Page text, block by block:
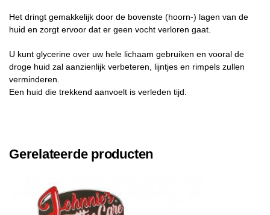
Het dringt gemakkelijk door de bovenste (hoorn-) lagen van de
huid en zorgt ervoor dat er geen vocht verloren gaat.
U kunt glycerine over uw hele lichaam gebruiken en vooral de
droge huid zal aanzienlijk verbeteren, lijntjes en rimpels zullen
verminderen.
Een huid die trekkend aanvoelt is verleden tijd.
Gerelateerde producten